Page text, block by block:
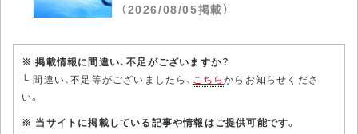
（2026/08/05掲載）
※ 掲載情報に間違い、不足がございますか？
└ 間違い、不足等がございましたら、 こちらからお知らせくださ
い。
※ 当サイトに掲載している記事や情報はご提供可能です。